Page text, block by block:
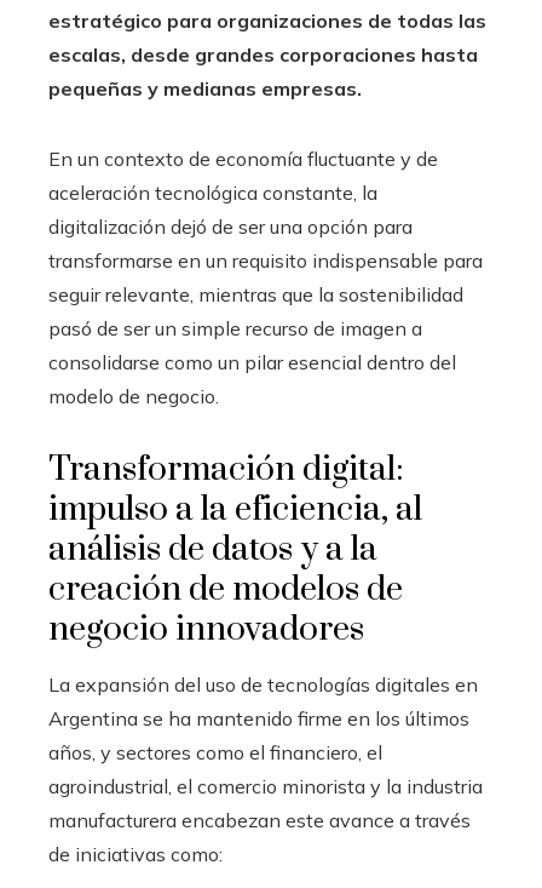
estratégico para organizaciones de todas las
escalas, desde grandes corporaciones hasta
pequeñas y medianas empresas.
En un contexto de economía fluctuante y de
aceleración tecnológica constante, la
digitalización dejó de ser una opción para
transformarse en un requisito indispensable para
seguir relevante, mientras que la sostenibilidad
pasó de ser un simple recurso de imagen a
consolidarse como un pilar esencial dentro del
modelo de negocio.
Transformación digital:
impulso a la eficiencia, al
análisis de datos y a la
creación de modelos de
negocio innovadores
La expansión del uso de tecnologías digitales en
Argentina se ha mantenido firme en los últimos
años, y sectores como el financiero, el
agroindustrial, el comercio minorista y la industria
manufacturera encabezan este avance a través
de iniciativas como: